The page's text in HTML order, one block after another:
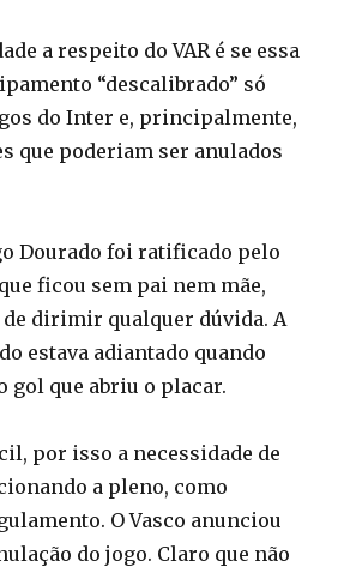
a respeito do VAR é se essa
“descalibrado” só
do Inter e, principalmente,
que poderiam ser anulados
Dourado foi ratificado pelo
ficou sem pai nem mãe,
dirimir qualquer dúvida. A
estava adiantado quando
gol que abriu o placar.
por isso a necessidade de
a pleno, como
O Vasco anunciou
do jogo. Claro que não